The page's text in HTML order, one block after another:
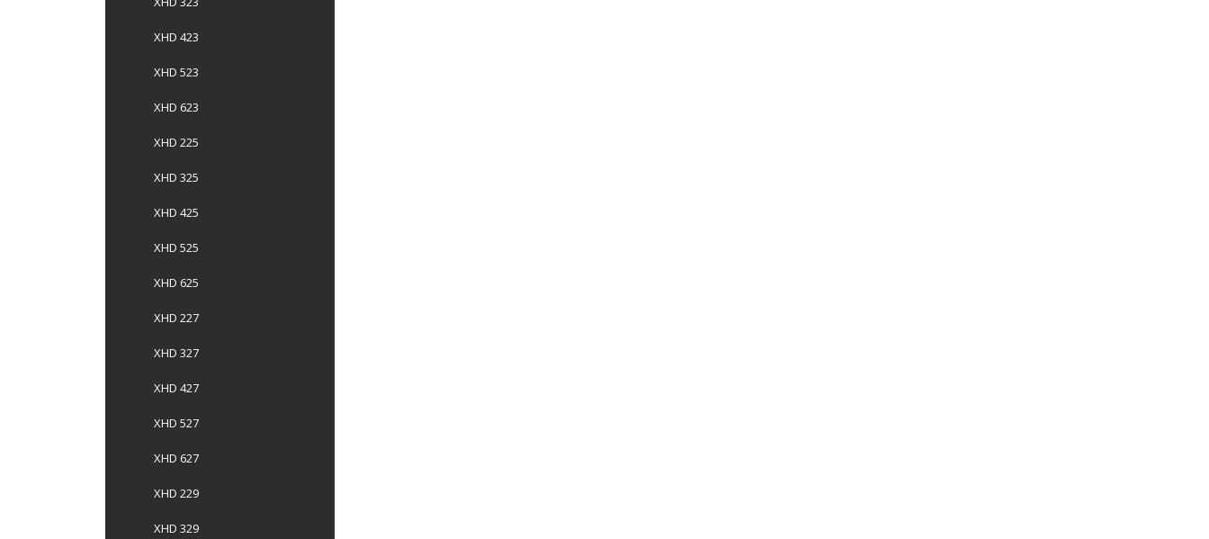
XHD 423
XHD 523
XHD 623
XHD 225
XHD 325
XHD 425
XHD 525
XHD 625
XHD 227
XHD 327
XHD 427
XHD 527
XHD 627
XHD 229
XHD 329